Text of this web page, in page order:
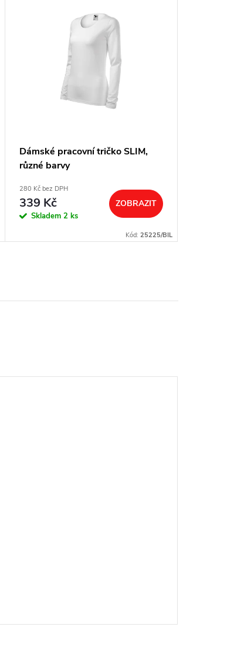
Dámské pracovní tričko SLIM,
různé barvy
280 Kč bez DPH
339 Kč
Skladem 2 ks
ZOBRAZIT
Kód: 25225/BIL